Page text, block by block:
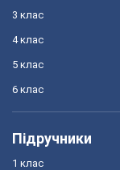
3 клас
4 клас
5 клас
6 клас
Підручники
1 клас